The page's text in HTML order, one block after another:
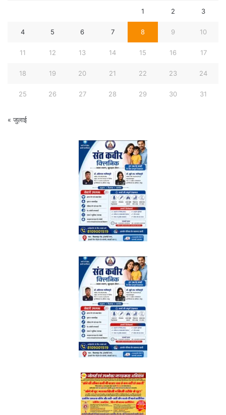
1 2 3
4 5 6 7 8 9 10
11 12 13 14 15 16 17
18 19 20 21 22 23 24
25 26 27 28 29 30 31
« जुलाई